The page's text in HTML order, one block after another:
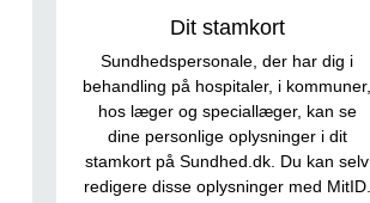
Dit stamkort
Sundhedspersonale, der har dig i
behandling på hospitaler, i kommuner,
hos læger og speciallæger, kan se
dine personlige oplysninger i dit
stamkort på Sundhed.dk. Du kan selv
redigere disse oplysninger med MitID.